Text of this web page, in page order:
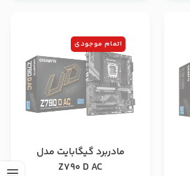
اتمام موجودی
مادربرد گیگابایت مدل
Z790 D AC